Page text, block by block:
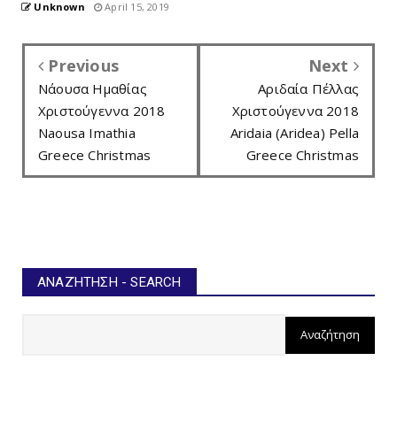
Unknown April 15, 2019
Previous
Νάουσα Ημαθίας
Χριστούγεννα 2018
Naousa Imathia
Greece Christmas
Next
Αριδαία Πέλλας
Χριστούγεννα 2018
Aridaia (Aridea) Pella
Greece Christmas
ΑΝΑΖΉΤΗΣΗ - SEARCH